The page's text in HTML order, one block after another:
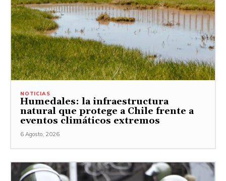
NOTICIAS
Humedales: la infraestructura
natural que protege a Chile frente a
eventos climáticos extremos
6 Agosto, 2026